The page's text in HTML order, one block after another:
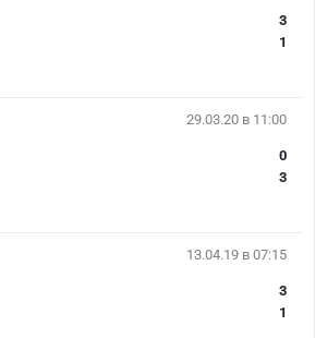
3
1
29.03.20 в 11:00
0
3
13.04.19 в 07:15
3
1